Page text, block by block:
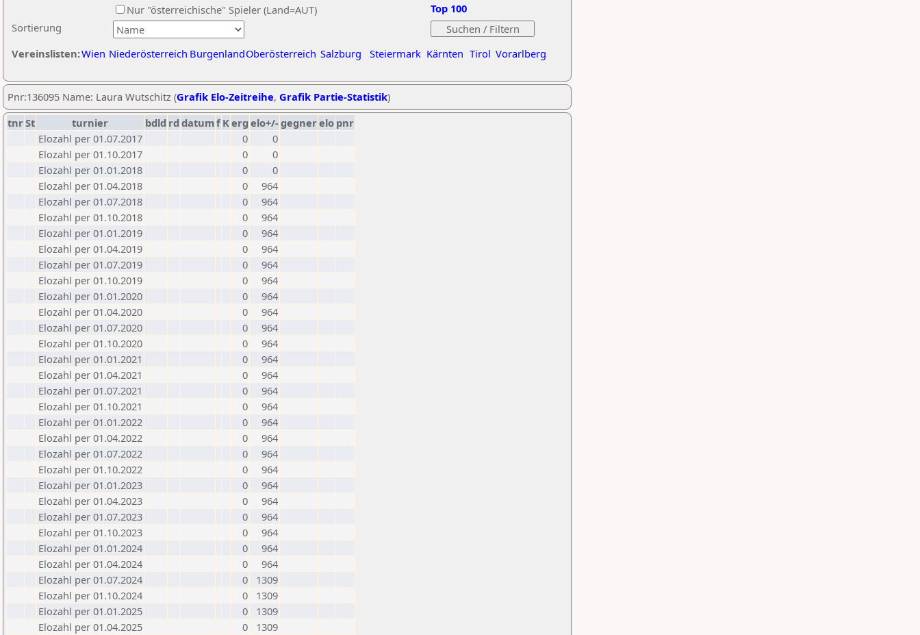
Sortierung
Nur "österreichische" Spieler (Land=AUT)
Vereinslisten:Wien Niederösterreich BurgenlandOberösterreich Salzburg Steiermark Kärnten Tirol Vorarlberg
Top 100
Pnr:136095 Name: Laura Wutschitz (Grafik Elo-Zeitreihe, Grafik Partie-Statistik)
tnrSt turnier bdld rd datumf Kerg elo+/-gegnerelo pnr
Elozahl per 01.07.2017
0
0
Elozahl per 01.10.2017
0
0
Elozahl per 01.01.2018
0
0
Elozahl per 01.04.2018
0
964
Elozahl per 01.07.2018
0
964
Elozahl per 01.10.2018
0
964
Elozahl per 01.01.2019
0
964
Elozahl per 01.04.2019
0
964
Elozahl per 01.07.2019
0
964
Elozahl per 01.10.2019
0
964
Elozahl per 01.01.2020
0
964
Elozahl per 01.04.2020
0
964
Elozahl per 01.07.2020
0
964
Elozahl per 01.10.2020
0
964
Elozahl per 01.01.2021
0
964
Elozahl per 01.04.2021
0
964
Elozahl per 01.07.2021
0
964
Elozahl per 01.10.2021
0
964
Elozahl per 01.01.2022
0
964
Elozahl per 01.04.2022
0
964
Elozahl per 01.07.2022
0
964
Elozahl per 01.10.2022
0
964
Elozahl per 01.01.2023
0
964
Elozahl per 01.04.2023
0
964
Elozahl per 01.07.2023
0
964
Elozahl per 01.10.2023
0
964
Elozahl per 01.01.2024
0
964
Elozahl per 01.04.2024
0
964
Elozahl per 01.07.2024
0
1309
Elozahl per 01.10.2024
0
1309
Elozahl per 01.01.2025
0
1309
Elozahl per 01.04.2025
0 1309